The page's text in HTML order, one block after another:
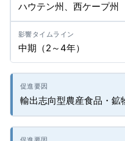
ハウテン州、西ケープ州
中期（2～4年）
輸出志向型農産食品・鉱